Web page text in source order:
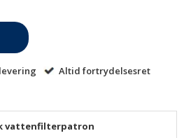
Altid fortrydelsesret
vattenfilterpatron